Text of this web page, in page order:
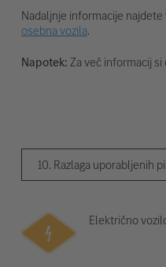
Nadaljnje informacije najdete
osebna vozila.
Napotek:Za več informacij si
10. Razlaga uporabljenih
Električno